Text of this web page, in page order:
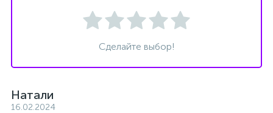
Сделайте выбор!
Натали
16.02.2024